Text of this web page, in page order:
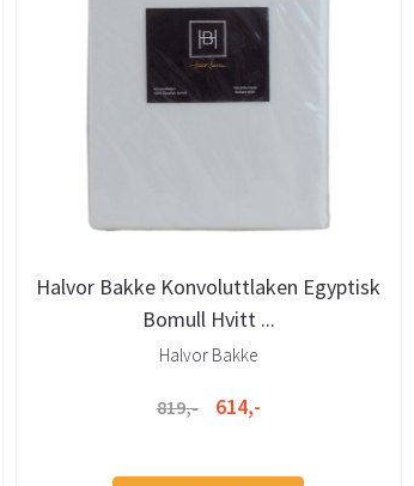
Halvor Bakke Konvoluttlaken Egyptisk
Bomull Hvitt ...
Halvor Bakke
819,- 614,-